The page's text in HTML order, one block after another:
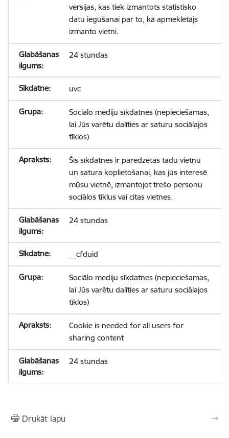
versijas, kas tiek izmantots statistisko
datu iegūšanai par to, kā apmeklētājs
izmanto vietni.
24 stundas
uvc
Sociālo mediju sīkdatnes (nepieciešamas,
lai Jūs varētu dalīties ar saturu sociālajos
tīklos)
Šīs sīkdatnes ir paredzētas tādu vietņu
un satura koplietošanai, kas jūs interesē
mūsu vietnē, izmantojot trešo personu
sociālos tīklus vai citas vietnes.
24 stundas
__cfduid
Sociālo mediju sīkdatnes (nepieciešamas,
lai Jūs varētu dalīties ar saturu sociālajos
tīklos)
Cookie is needed for all users for
sharing content
24 stundas
Drukāt lapu